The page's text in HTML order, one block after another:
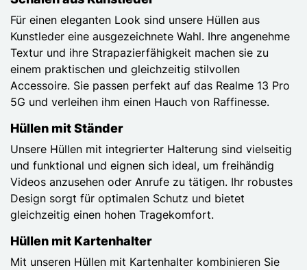
Für einen eleganten Look sind unsere Hüllen aus
Kunstleder eine ausgezeichnete Wahl. Ihre angenehme
Textur und ihre Strapazierfähigkeit machen sie zu
einem praktischen und gleichzeitig stilvollen
Accessoire. Sie passen perfekt auf das Realme 13 Pro
5G und verleihen ihm einen Hauch von Raffinesse.
Hüllen mit Ständer
Unsere Hüllen mit integrierter Halterung sind vielseitig
und funktional und eignen sich ideal, um freihändig
Videos anzusehen oder Anrufe zu tätigen. Ihr robustes
Design sorgt für optimalen Schutz und bietet
gleichzeitig einen hohen Tragekomfort.
Hüllen mit Kartenhalter
Mit unseren Hüllen mit Kartenhalter kombinieren Sie